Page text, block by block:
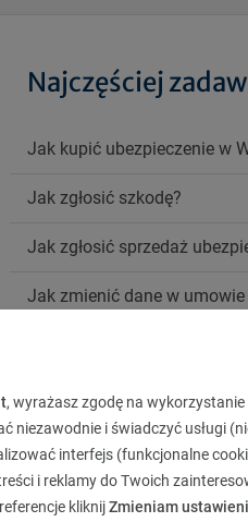
Najczęściej
Jak kupić ubezpieczenie w
Jak zgłosić szkodę?
Jak zgłosić sprzedaż
Jak zmienić dane w
Mam inne pytanie
, wyrażasz zgodę na
niezawodnie i świadczyć usługi
interfejs (funkcjonalne
i reklamy do Twoich
kliknijZmieniam